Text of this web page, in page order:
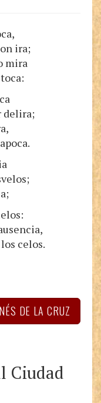
ira;
mira
delira;
celos.
DE LA CRUZ
Ciudad